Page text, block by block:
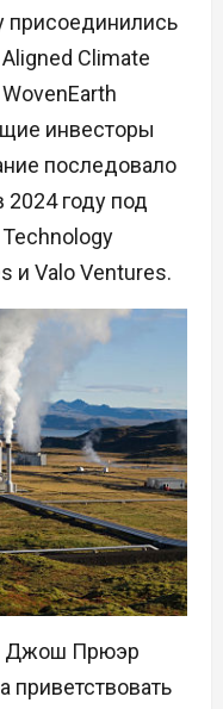
присоединились
Climate
инвесторы
последовало
году под
и Valo Ventures.
Джош Прюэр
приветствовать